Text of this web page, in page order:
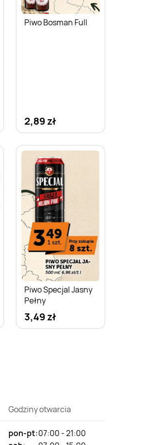
Piwo Bosman Full
2,89 zł
Piwo Specjal Jasny
Pełny
3,49 zł
Godziny otwarcia
pon-pt:07:00 - 21:00